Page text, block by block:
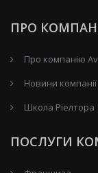
ПРО
Про компанію
Новини компанії
Школа Ріелтора
ПОСЛУГИ